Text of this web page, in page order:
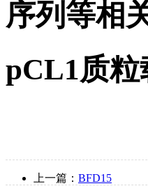
序列等相
pCL1质粒
上一篇： BFD15